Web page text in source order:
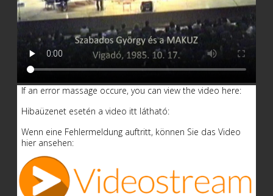
If an error massage occure, you can view the video here:
Hibaüzenet esetén a video itt látható:
Wenn eine Fehlermeldung auftritt, können Sie das Video
hier ansehen: